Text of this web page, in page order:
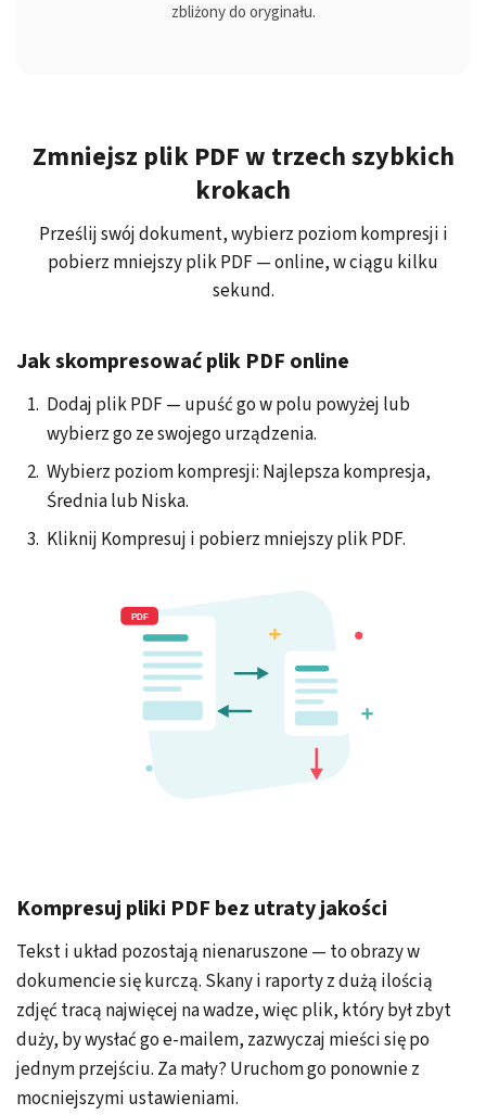
zbliżony do oryginału.
Zmniejsz plik PDF w trzech szybkich
krokach
Prześlij swój dokument, wybierz poziom kompresji i
pobierz mniejszy plik PDF — online, w ciągu kilku
sekund.
Jak skompresować plik PDF online
Dodaj plik PDF — upuść go w polu powyżej lub
wybierz go ze swojego urządzenia.
Wybierz poziom kompresji: Najlepsza kompresja,
Średnia lub Niska.
Kliknij Kompresuj i pobierz mniejszy plik PDF.
Kompresuj pliki PDF bez utraty jakości
Tekst i układ pozostają nienaruszone — to obrazy w
dokumencie się kurczą. Skany i raporty z dużą ilością
zdjęć tracą najwięcej na wadze, więc plik, który był zbyt
duży, by wysłać go e-mailem, zazwyczaj mieści się po
jednym przejściu. Za mały? Uruchom go ponownie z
mocniejszymi ustawieniami.